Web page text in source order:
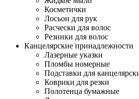
Косметички
Лосьон для рук
Расчески для волос
Резинки для волос
Канцелярские принадлежности
Лазерные указки
Пломбы номерные
Подставки для
Коврики для резки
Полотенца бумажные